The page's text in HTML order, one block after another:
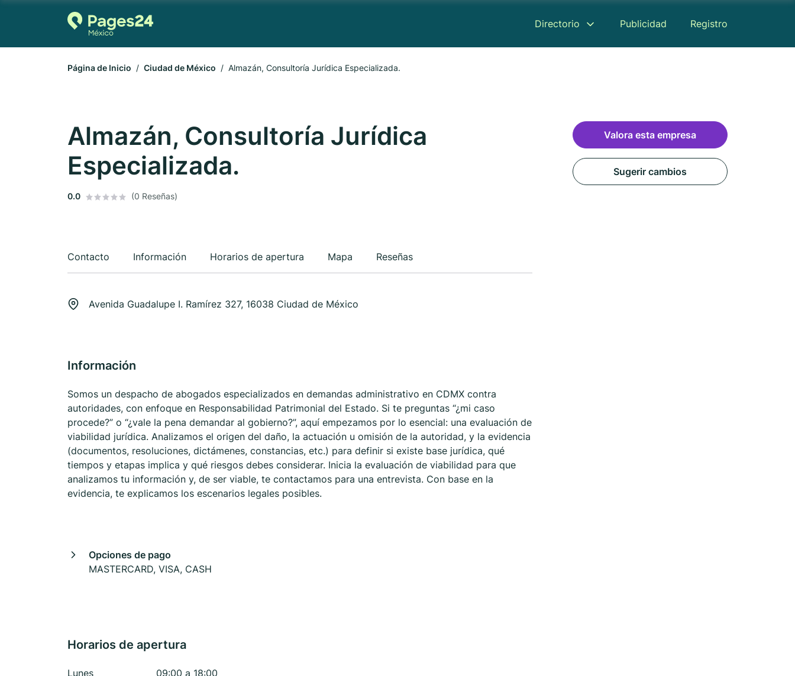
Directorio Publicidad Registro
Página de Inicio Ciudad de México Almazán, Consultoría Jurídica Especializada.
Almazán, Consultoría Jurídica
Especializada.
0.0 (0 Reseñas)
Contacto Información Horarios de apertura Mapa Reseñas
Avenida Guadalupe I. Ramírez 327, 16038 Ciudad de México
Información
Somos un despacho de abogados especializados en demandas administrativo en CDMX contra
autoridades, con enfoque en Responsabilidad Patrimonial del Estado. Si te preguntas “¿mi caso
procede?” o “¿vale la pena demandar al gobierno?”, aquí empezamos por lo esencial: una evaluación de
viabilidad jurídica. Analizamos el origen del daño, la actuación u omisión de la autoridad, y la evidencia
(documentos, resoluciones, dictámenes, constancias, etc.) para definir si existe base jurídica, qué
tiempos y etapas implica y qué riesgos debes considerar. Inicia la evaluación de viabilidad para que
analizamos tu información y, de ser viable, te contactamos para una entrevista. Con base en la
evidencia, te explicamos los escenarios legales posibles.
Opciones de pago
MASTERCARD, VISA, CASH
Horarios de apertura
Lunes
09:00 a 18:00
Valora esta empresa
Sugerir cambios